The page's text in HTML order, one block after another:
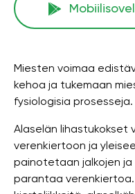
Miesten voimaa
kehoa ja tukemaan
fysiologisia prosesseja.
Alaselän
verenkiertoon ja
painotetaan jalkojen
parantaa